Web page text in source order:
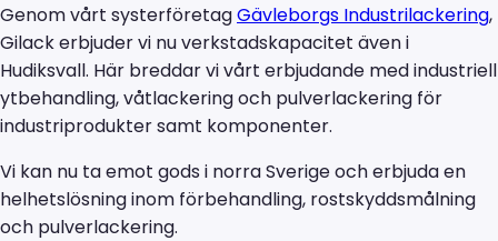
Genom vårt systerföretagGävleborgs Industrilackering,
Gilack erbjuder vi nu verkstadskapacitet även i
Hudiksvall. Här breddar vi vårt erbjudande med industriell
ytbehandling, våtlackering och pulverlackering för
industriprodukter samt komponenter.
Vi kan nu ta emot gods i norra Sverige och erbjuda en
helhetslösning inom förbehandling, rostskyddsmålning
och pulverlackering.